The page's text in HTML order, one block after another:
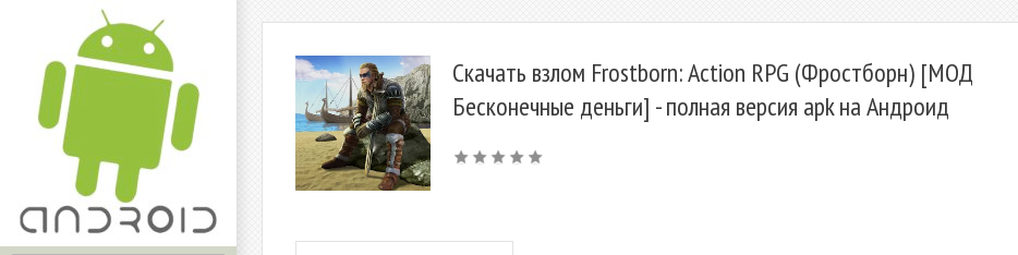
Скачать взлом Frostborn: Action RPG (Фростборн) [МОД
Бесконечные деньги] - полная версия apk на Андроид